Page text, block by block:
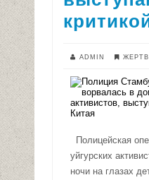
ADMIN
Полицейская
уйгурских
ночи на глазах